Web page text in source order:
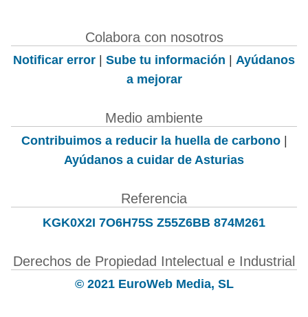
Colabora con nosotros
Notificar error | Sube tu información | Ayúdanos
a mejorar
Medio ambiente
Contribuimos a reducir la huella de carbono|
Ayúdanos a cuidar de Asturias
Referencia
KGK0X2I 7O6H75S Z55Z6BB 874M261
Derechos de Propiedad Intelectual e Industrial
© 2021 EuroWeb Media, SL